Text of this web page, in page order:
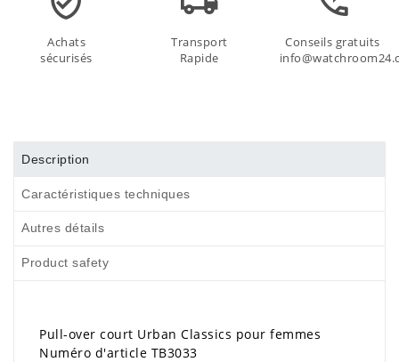
Achats
sécurisés
Transport
Rapide
Conseils gratuits
Description
Caractéristiques techniques
Autres détails
Product safety
Pull-over court Urban Classics pour femmes
Numéro d'article TB3033